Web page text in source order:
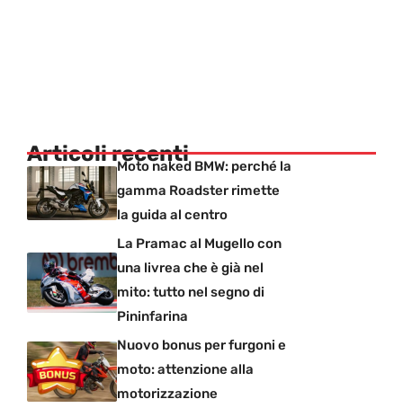
Articoli recentiMoto naked BMW: perché la
gamma Roadster rimette
la guida al centro
La Pramac al Mugello con
una livrea che è già nel
mito: tutto nel segno di
Pininfarina
Nuovo bonus per furgoni e
moto: attenzione alla
motorizzazione